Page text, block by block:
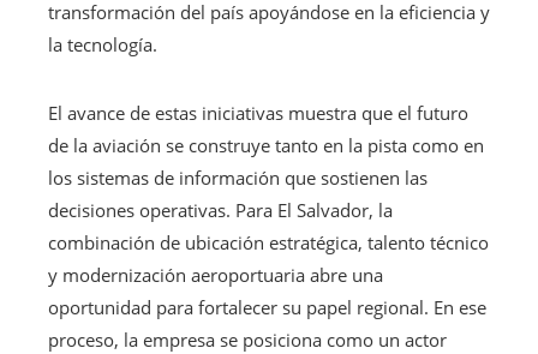
transformación del país apoyándose en la eficiencia y
la tecnología.
El avance de estas iniciativas muestra que el futuro
de la aviación se construye tanto en la pista como en
los sistemas de información que sostienen las
decisiones operativas. Para El Salvador, la
combinación de ubicación estratégica, talento técnico
y modernización aeroportuaria abre una
oportunidad para fortalecer su papel regional. En ese
proceso, la empresa se posiciona como un actor